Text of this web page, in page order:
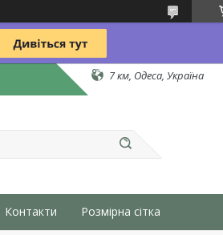
7 км, Одеса, Україна
Контакти Розмірна сітка